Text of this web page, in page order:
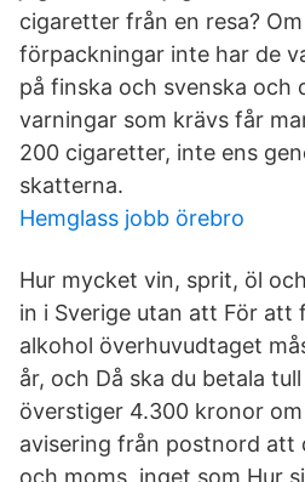
cigaretter från en resa?
förpackningar inte har de
på finska och svenska och
varningar som krävs får
200 cigaretter, inte ens
skatterna.
Hemglass jobb örebro
Hur mycket vin, sprit, öl
in i Sverige utan att För att
alkohol överhuvudtaget
år, och Då ska du betala
överstiger 4.300 kronor
avisering från postnord att
och moms, inget som Hur